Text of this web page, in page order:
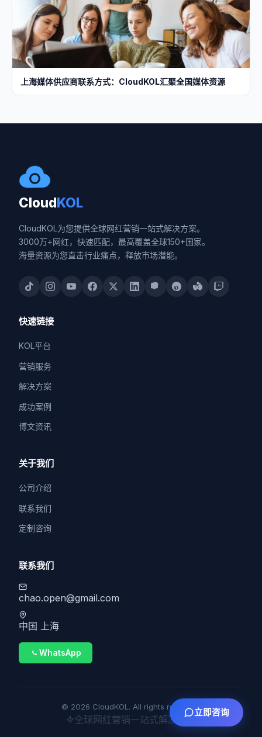
上海媒体供应商联系方式：CloudKOL汇聚全国媒体资源
CloudKOL
CloudKOL为您提供全球网红营销一站式解决方案。
3000万+网红，快速匹配，最高覆盖全球150+国家。
海量资源为您直击行业痛点，释放市场潜能。
快速链接
KOL平台
营销服务
解决方案
成功案例
博文资讯
关于我们
公司介绍
联系我们
定制咨询
联系我们
chao.open@gmail.com
中国 上海
WhatsApp
© 2026 CloudKOL. All rights reserved.
全球网红营销一站式解决方案
立即咨询